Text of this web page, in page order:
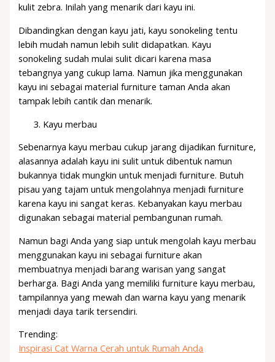
kulit zebra. Inilah yang menarik dari kayu ini.
Dibandingkan dengan kayu jati, kayu sonokeling tentu
lebih mudah namun lebih sulit didapatkan. Kayu
sonokeling sudah mulai sulit dicari karena masa
tebangnya yang cukup lama. Namun jika menggunakan
kayu ini sebagai material furniture taman Anda akan
tampak lebih cantik dan menarik.
Kayu merbau
Sebenarnya kayu merbau cukup jarang dijadikan furniture,
alasannya adalah kayu ini sulit untuk dibentuk namun
bukannya tidak mungkin untuk menjadi furniture. Butuh
pisau yang tajam untuk mengolahnya menjadi furniture
karena kayu ini sangat keras. Kebanyakan kayu merbau
digunakan sebagai material pembangunan rumah.
Namun bagi Anda yang siap untuk mengolah kayu merbau
menggunakan kayu ini sebagai furniture akan
membuatnya menjadi barang warisan yang sangat
berharga. Bagi Anda yang memiliki furniture kayu merbau,
tampilannya yang mewah dan warna kayu yang menarik
menjadi daya tarik tersendiri.
Trending:
Inspirasi Cat Warna Cerah untuk Rumah Anda